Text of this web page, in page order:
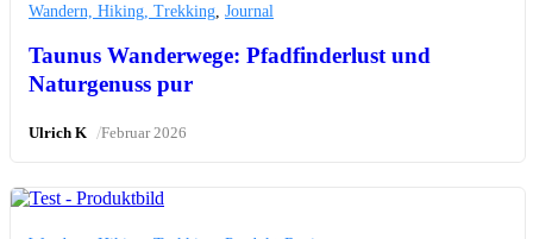
Wandern, Hiking, Trekking Journal
Taunus Wanderwege: Pfadfinderlust und
Naturgenuss pur
Ulrich K /Februar 2026